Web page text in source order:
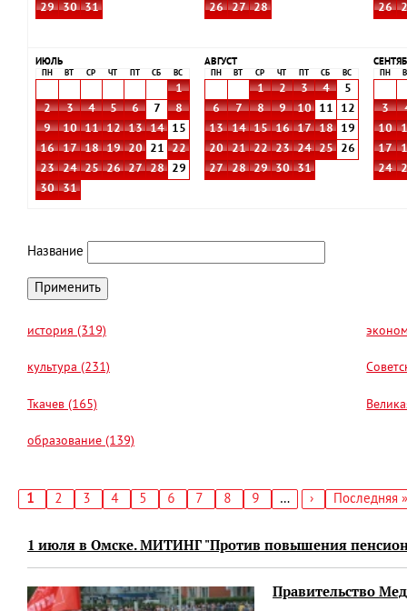
29
30 31
26
27 28
26
ИЮЛЬ
ПН ВТ СР ЧТ СБ ВС
1
2
3 4 5 6 7
8
9
10 11 12 13 14
15
16
17 18 19 20 21
22
23
24 25 26 27 28
29
30
31
АВГУСТ
ПН ВТ СР ЧТ СБ ВС
1 2 3 4
5
6
7 8 9 10 11
12
13
14 15 16 17 18
19
20
21 22 23 24 25
26
27
28 29 30 31
ПН
3
10
17
24
Название
история (319)
культура (231)
Ткачев (165)
образование (139)
Текущая
1 Страница
2 Страница
3 Страница
4 Страница
5 Страница
6 Страница
7 Страница
8 Страница
9 …
Следующая
›
Последняя
Последняя »
1 июля в Омске. МИТИНГ "Против повышения
Правительство